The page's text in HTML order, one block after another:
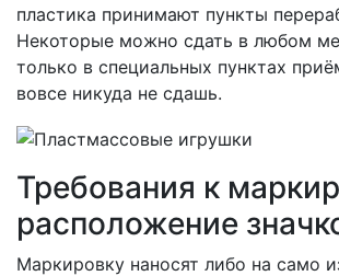
пластика принимают пункты
Некоторые можно сдать в любом
только в специальных пунктах
вовсе никуда не сдашь.
Требования к
расположение
Маркировку наносят либо на само